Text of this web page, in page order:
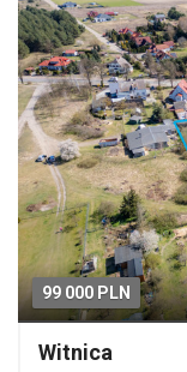
99 000 PLN
Witnica